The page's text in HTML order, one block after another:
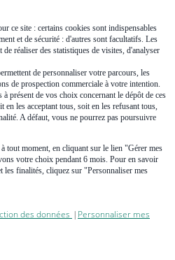
point peut vous permettre soit
soit de réduire la durée du crédit
en compte par la
chiffres : elles évaluent aussi la
ce site : certains cookies sont indispensables
et de sécurité : d'autres sont facultatifs. Les
de réaliser des statistiques de visites, d'analyser
de personnaliser votre parcours, les
de prospection commerciale à votre intention.
présent de vos choix concernant le dépôt de ces
les acceptant tous, soit en les refusant tous,
A défaut, vous ne pourrez pas poursuivre
tout moment, en cliquant sur le lien "Gérer mes
votre choix pendant 6 mois. Pour en savoir
les finalités, cliquez sur "Personnaliser mes
des données
Personnaliser mes